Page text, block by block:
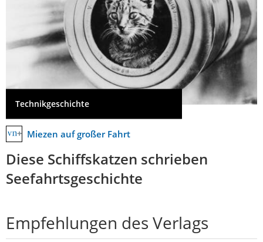
Technikgeschichte
Miezen auf großer Fahrt
Diese Schiffskatzen schrieben
Seefahrtsgeschichte
Empfehlungen des Verlags